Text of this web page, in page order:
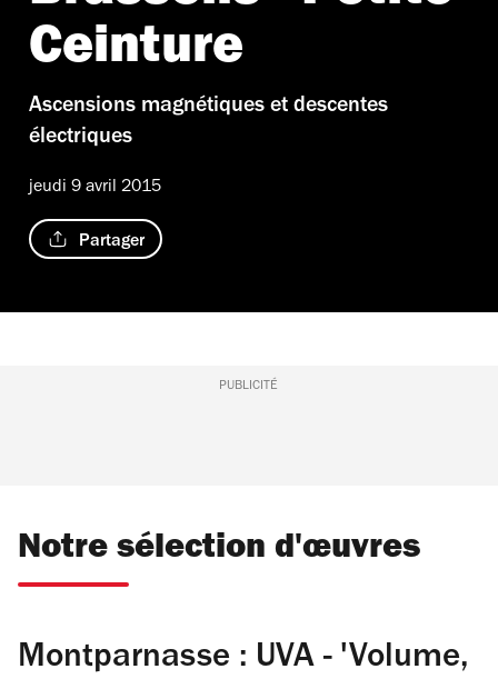
Ceinture
Ascensions magnétiques et descentes
électriques
jeudi 9 avril 2015
Partager
PUBLICITÉ
Notre sélection d'œuvres
Montparnasse : UVA - 'Volume,